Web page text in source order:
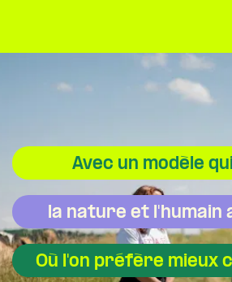
Avec un modèle
la nature et l'humain
Où l'on préfère mieux